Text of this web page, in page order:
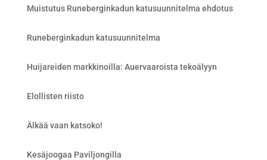
Muistutus Runeberginkadun katusuunnitelma ehdotus
Runeberginkadun katusuunnitelma
Huijareiden markkinoilla: Auervaaroista tekoälyyn
Elollisten riisto
Älkää vaan katsoko!
Kesäjoogaa Paviljongilla